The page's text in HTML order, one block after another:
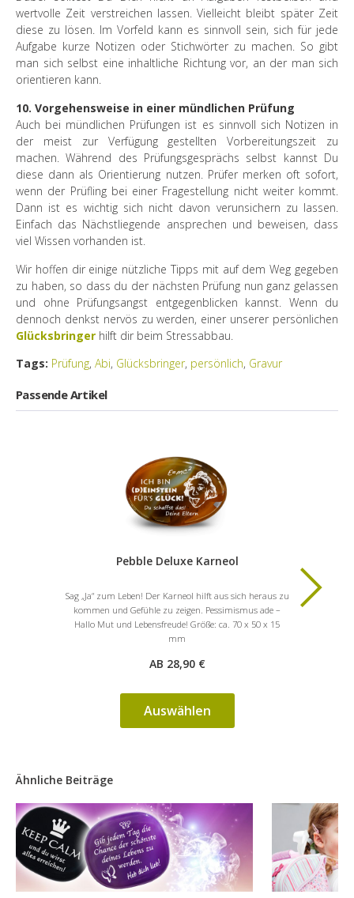
wertvolle Zeit verstreichen lassen. Vielleicht bleibt später Zeit
diese zu lösen. Im Vorfeld kann es sinnvoll sein, sich für jede
Aufgabe kurze Notizen oder Stichwörter zu machen. So gibt
man sich selbst eine inhaltliche Richtung vor, an der man sich
orientieren kann.
10. Vorgehensweise in einer mündlichen Prüfung
Auch bei mündlichen Prüfungen ist es sinnvoll sich Notizen in
der meist zur Verfügung gestellten Vorbereitungszeit zu
machen. Während des Prüfungsgesprächs selbst kannst Du
diese dann als Orientierung nutzen. Prüfer merken oft sofort,
wenn der Prüfling bei einer Fragestellung nicht weiter kommt.
Dann ist es wichtig sich nicht davon verunsichern zu lassen.
Einfach das Nächstliegende ansprechen und beweisen, dass
viel Wissen vorhanden ist.
Wir hoffen dir einige nützliche Tipps mit auf dem Weg gegeben
zu haben, so dass du der nächsten Prüfung nun ganz gelassen
und ohne Prüfungsangst entgegenblicken kannst. Wenn du
dennoch denkst nervös zu werden, einer unserer persönlichen
Glücksbringer hilft dir beim Stressabbau.
Tags: Prüfung, Abi, Glücksbringer, persönlich, Gravur
Passende Artikel
Pebble Deluxe Karneol
Sag „Ja“ zum Leben! Der Karneol hilft aus sich heraus zu
kommen und Gefühle zu zeigen. Pessimismus ade –
Hallo Mut und Lebensfreude! Größe: ca. 70 x 50 x 15
mm
AB 28,90 €
Auswählen
Relax!
Ähnliche Beiträge